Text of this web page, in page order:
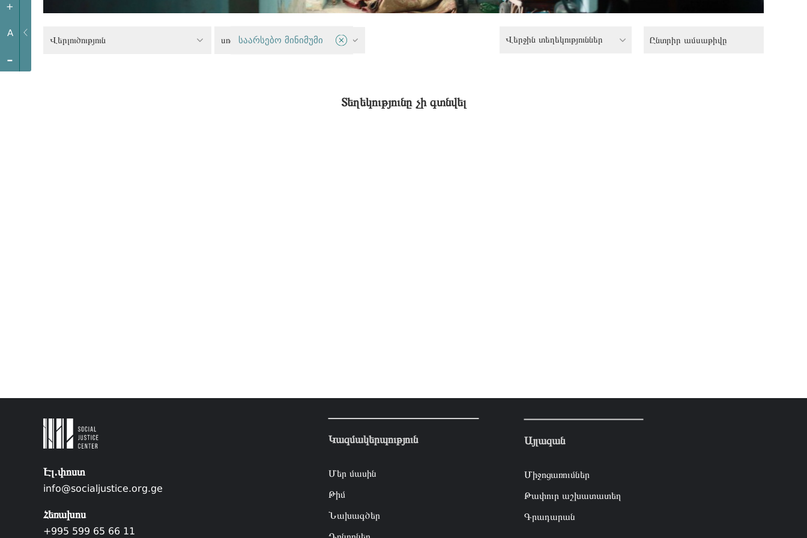
+
A
-
Վերլուծություն սոցիալական անվտանգություն
საარსებო მინიმუმი Վերջին տեղեկություններ
Տեղեկությունը չի գտնվել
Էլ.փոստ
info@socialjustice.org.ge
Հեռախոս
+995 599 65 66 11
Կազմակերպություն
Մեր մասին
Թիմ
Նախագծեր
Այլազան
Միջոցառումներ
Թափուր աշխատատեղ
Գրադարան